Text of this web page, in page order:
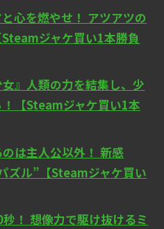
心を燃やせ！ アツアツの
ジャケ買い1本勝負
女』人類の力を結集し、少
【Steamジャケ買い1本
のは主人公以外！ 新感
ズル”【Steamジャケ買い
！ 想像力で駆け抜けるミ